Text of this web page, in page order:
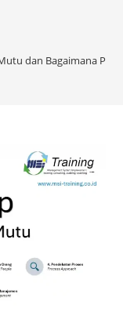
dan Bagaimana